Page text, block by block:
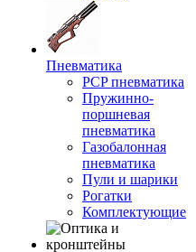
Пневматика
PCP пневматика
Пружинно-
поршневая
пневматика
Газобалонная
пневматика
Пули и шарики
Рогатки
Комплектующие